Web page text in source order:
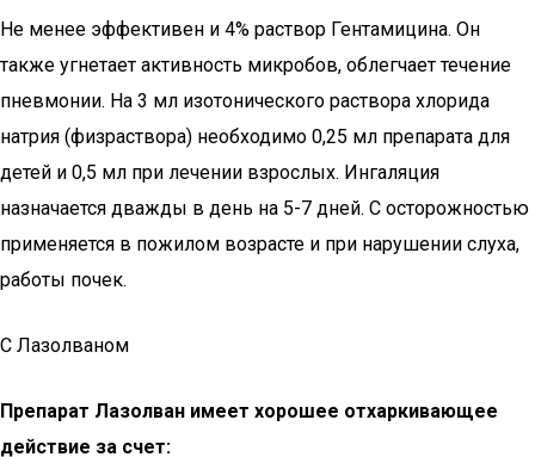
Не менее эффективен и 4% раствор Гентамицина. Он
также угнетает активность микробов, облегчает течение
пневмонии. На 3 мл изотонического раствора хлорида
натрия (физраствора) необходимо 0,25 мл препарата для
детей и 0,5 мл при лечении взрослых. Ингаляция
назначается дважды в день на 5-7 дней. С осторожностью
применяется в пожилом возрасте и при нарушении слуха,
работы почек.
С Лазолваном
Препарат Лазолван имеет хорошее отхаркивающее
действие за счет: